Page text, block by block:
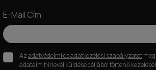
E-Mail Cím
Azadatvédelmi és adatkezelési szabályzatot
adataim hírlevél küldése céljából történő